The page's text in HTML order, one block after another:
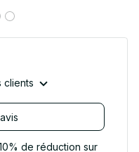
clients
de réduction sur